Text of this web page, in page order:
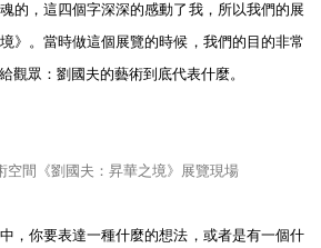
的，這四個字深深的感動了我，所以我們的展
》。當時做這個展覽的時候，我們的目的非常
觀眾：劉國夫的藝術到底代表什麼。
空間《劉國夫：昇華之境》展覽現場
，你要表達一種什麼的想法，或者是有一個什